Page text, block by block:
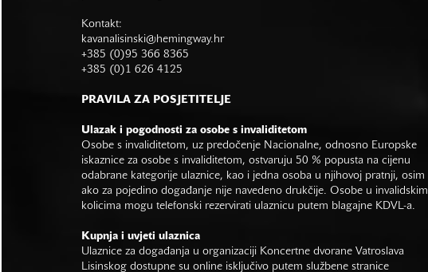
Kontakt:
kavanalisinski@hemingway.hr
+385 (0)95 366 8365
+385 (0)1 626 4125
PRAVILA ZA POSJETITELJE
Ulazak i pogodnosti za osobe s invaliditetom
Osobe s invaliditetom, uz predočenje Nacionalne, odnosno Europske
iskaznice za osobe s invaliditetom, ostvaruju 50 % popusta na cijenu
odabrane kategorije ulaznice, kao i jedna osoba u njihovoj pratnji, osim
ako za pojedino događanje nije navedeno drukčije. Osobe u invalidskim
kolicima mogu telefonski rezervirati ulaznicu putem blagajne KDVL-a.
Kupnja i uvjeti ulaznica
Ulaznice za događanja u organizaciji Koncertne dvorane Vatroslava
Lisinskog dostupne su online isključivo putem službene stranice